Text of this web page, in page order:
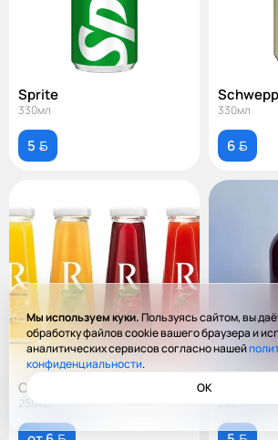
Sprite
330мл
5 
330мл
6 
Сок Rich
250мл 200 г
Мы используем куки.Пользуясь сайтом, вы
обработку файлов cookie вашего браузера и
аналитических сервисов согласно нашей
конфиденциальности.
ОК